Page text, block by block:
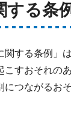
る条
する条例」
すおそれの
つながるお